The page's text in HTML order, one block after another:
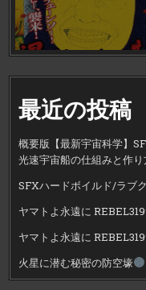
最近の投稿
概要版【最新宇宙科学】
光速宇宙船の仕組みと作
SFXハードボイルド/ラブ
ヤマトよ永遠に
ヤマトよ永遠に
火星に潜む秘密の防空壕